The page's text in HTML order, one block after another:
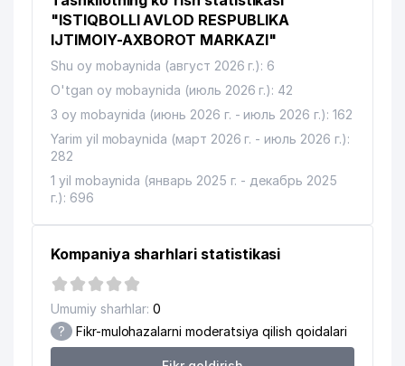
"ISTIQBOLLI AVLOD RESPUBLIKA
IJTIMOIY-AXBOROT MARKAZI"
Shu oy mobaynida (август 2026 г.): 6
O'tgan oy mobaynida (июль 2026 г.): 42
3 oy mobaynida (июнь 2026 г. - июль 2026 г.): 162
Yarim yil mobaynida (март 2026 г. - июль 2026 г.):
282
1 yil mobaynida (январь 2025 г. - декабрь 2025
г.): 696
Kompaniya sharhlari statistikasi
Umumiy sharhlar: 0
? Fikr-mulohazalarni moderatsiya qilish qoidalari